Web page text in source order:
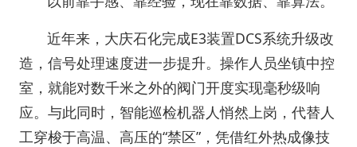
近年来，大庆石化完成E3装置DCS系统升级改
造，信号处理速度进一步提升。操作人员坐镇中控
室，就能对数千米之外的阀门开度实现毫秒级响
应。与此同时，智能巡检机器人悄然上岗，代替人
工穿梭于高温、高压的“禁区”，凭借红外热成像技